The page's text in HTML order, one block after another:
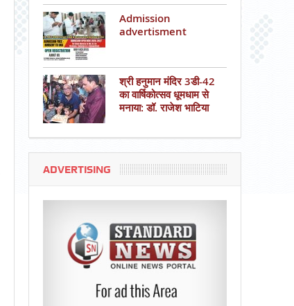
Admission
advertisment
श्री हनुमान मंदिर 3डी-42
का वार्षिकोत्सव धूमधाम से
मनाया: डॉ. राजेश भाटिया
ADVERTISING